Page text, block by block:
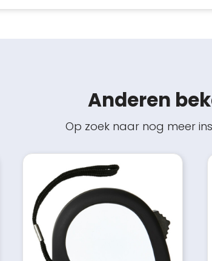
Anderen
Op zoek naar nog meer